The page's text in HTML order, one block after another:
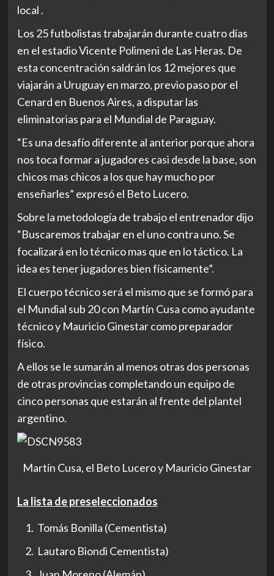
local .
Los 25 futbolistas trabajarán durante cuatro días
en el estadio Vicente Polimeni de Las Heras. De
esta concentración saldrán los 12 mejores que
viajarán a Uruguay en marzo, previo paso por el
Cenard en Buenos Aires, a disputar las
eliminatorias para el Mundial de Paraguay.
“Es una desafío diferente al anterior porque ahora
nos toca formar a jugadores casi desde la base, son
chicos mas chicos a los que hay mucho por
enseñarles” expresó el Beto Lucero.
Sobre la metodología de trabajo el entrenador dijo
“Buscaremos trabajar en el uno contra uno. Se
focalizará en lo técnico mas que en lo táctico. La
idea es tener jugadores bien físicamente”.
El cuerpo técnico será el mismo que se formó para
el Mundial sub 20 con Martín Cusa como ayudante
técnico y Mauricio Ginestar como preparador
físico.
A ellos se le sumarán al menos otras dos personas
de otras provincias completando un equipo de
cinco personas que estarán al frente del plantel
argentino.
Martín Cusa, el Beto Lucero y Mauricio Ginestar
La lista de preseleccionados
Tomás Bonilla (Cementista)
Lautaro Biondi Cementista)